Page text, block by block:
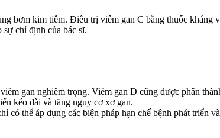
bơm kim tiêm. Điều trị viêm gan C bằng thuốc kháng
sự chỉ định của bác sĩ.
gan nghiêm trọng. Viêm gan D cũng được phân
kéo dài và tăng nguy cơ xơ gan.
thể áp dụng các biện pháp hạn chế bệnh phát triển